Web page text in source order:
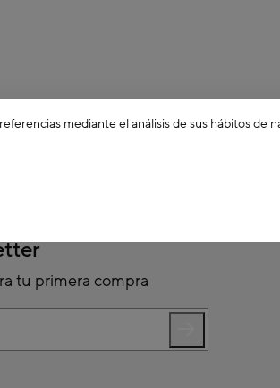
tu primera compra
mediante el análisis de sus hábitos de